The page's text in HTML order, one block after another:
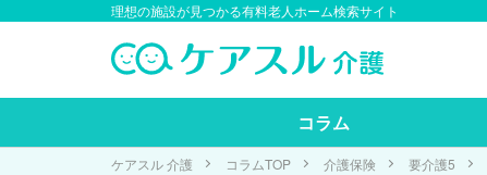
理想の施設が見つかる有料老人ホーム検索サイト
コラム
ケアスル 介護 コラムTOP 介護保険 要介護5